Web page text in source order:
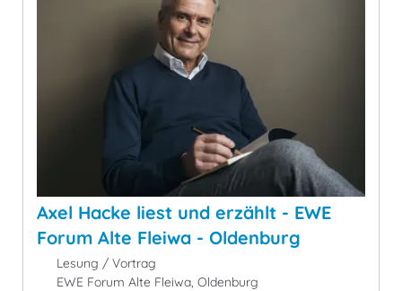
Axel Hacke liest und erzählt - EWE
Forum Alte Fleiwa - Oldenburg
Lesung / Vortrag
EWE Forum Alte Fleiwa, Oldenburg